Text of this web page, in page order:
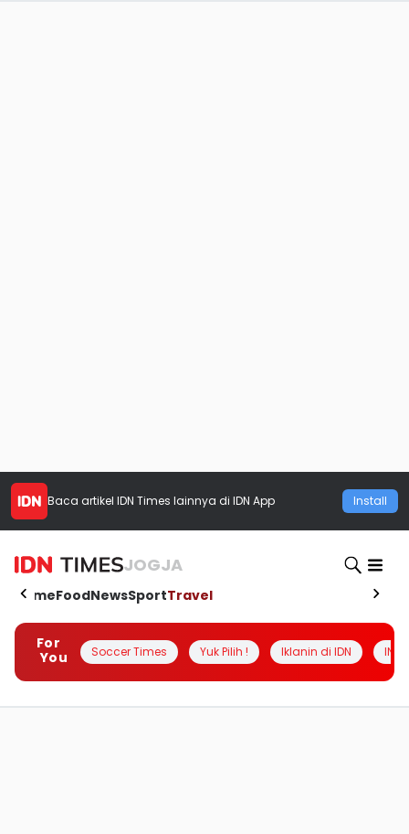
Baca artikel IDN Times lainnya di IDN App Install
JOGJA
HomeFoodNewsSportTravel
For
You
Soccer Times Yuk Pilih ! Iklanin di IDN